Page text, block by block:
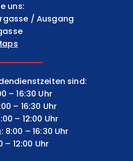
uns:
/ Ausgang
sind:
– 16:30 Uhr
– 16:30 Uhr
– 12:00 Uhr
– 16:30 Uhr
– 12:00 Uhr